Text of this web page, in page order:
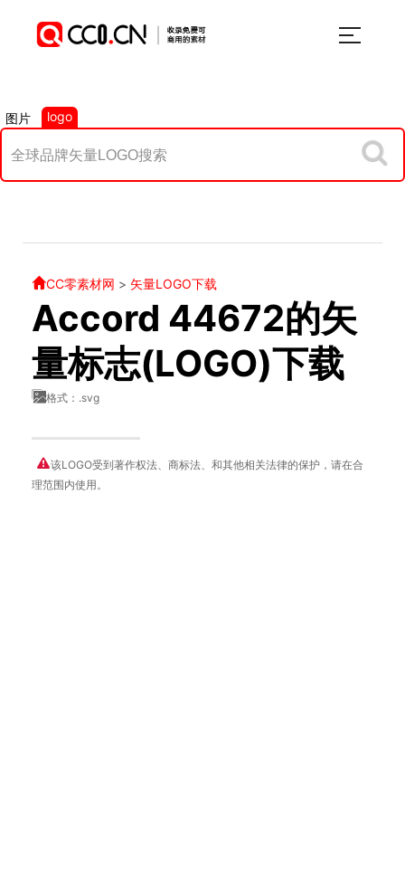
图片 logo
CC零素材网 > 矢量LOGO下载
Accord 44672的矢
量标志(LOGO)下载
格式：.svg
该LOGO受到著作权法、商标法、和其他相关法律的保护，请在合
理范围内使用。